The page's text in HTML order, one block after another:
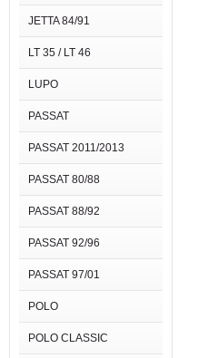
JETTA 84/91
LT 35 / LT 46
LUPO
PASSAT
PASSAT 2011/2013
PASSAT 80/88
PASSAT 88/92
PASSAT 92/96
PASSAT 97/01
POLO
POLO CLASSIC